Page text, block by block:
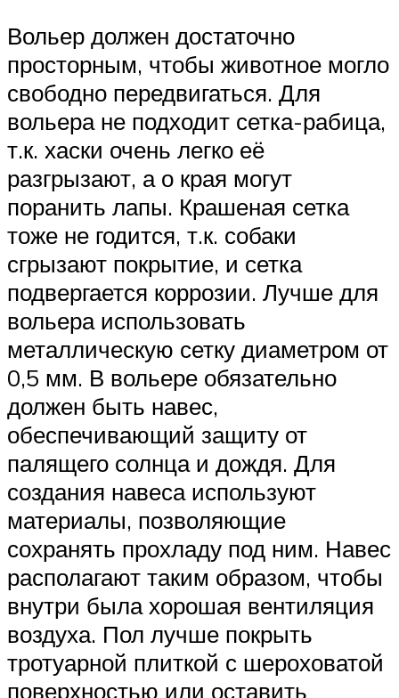
Вольер должен достаточно
просторным, чтобы животное могло
свободно передвигаться. Для
вольера не подходит сетка-рабица,
т.к. хаски очень легко её
разгрызают, а о края могут
поранить лапы. Крашеная сетка
тоже не годится, т.к. собаки
сгрызают покрытие, и сетка
подвергается коррозии. Лучше для
вольера использовать
металлическую сетку диаметром от
0,5 мм. В вольере обязательно
должен быть навес,
обеспечивающий защиту от
палящего солнца и дождя. Для
создания навеса используют
материалы, позволяющие
сохранять прохладу под ним. Навес
располагают таким образом, чтобы
внутри была хорошая вентиляция
воздуха. Пол лучше покрыть
тротуарной плиткой с шероховатой
поверхностью или оставить